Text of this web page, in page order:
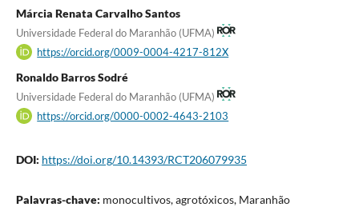
Márcia Renata Carvalho Santos
Universidade Federal do Maranhão (UFMA)
https://orcid.org/0009-0004-4217-812X
Ronaldo Barros Sodré
Universidade Federal do Maranhão (UFMA)
https://orcid.org/0000-0002-4643-2103
DOI: https://doi.org/10.14393/RCT206079935
Palavras-chave: monocultivos, agrotóxicos, Maranhão